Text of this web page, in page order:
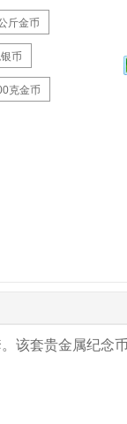
斤金币
币
克金币
该套贵金属纪念